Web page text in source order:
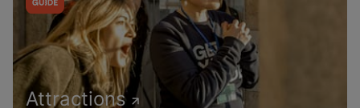
Attractions